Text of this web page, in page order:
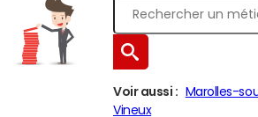
Voir aussi : Marolles-
Vineux